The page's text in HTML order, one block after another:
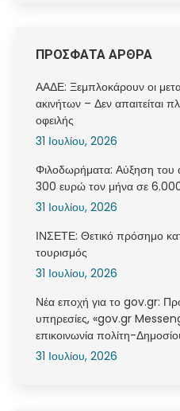
ΠΡΟΣΦΑΤΑ ΑΡΘΡΑ
ΑΑΔΕ: Ξεμπλοκάρουν οι
ακινήτων – Δεν απαιτείται
οφειλής
31 Ιουλίου, 2026
Φιλοδωρήματα: Αύξηση του
300 ευρώ τον μήνα σε
31 Ιουλίου, 2026
ΙΝΣΕΤΕ: Θετικό πρόσημο
τουρισμός
31 Ιουλίου, 2026
Νέα εποχή για το gov.gr:
υπηρεσίες, «gov.gr
επικοινωνία πολίτη-
31 Ιουλίου, 2026